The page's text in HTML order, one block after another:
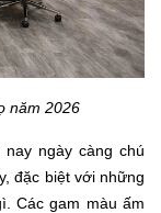
năm 2026
ngày càng chú
đặc biệt với những
Các gam màu ấm